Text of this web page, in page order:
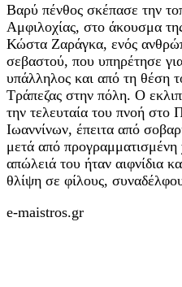
Βαρύ πένθος σκέπασε την
Αμφιλοχίας, στο άκουσμα
Κώστα Ζαράγκα, ενός
σεβαστού, που υπηρέτησε
υπάλληλος και από τη θέση
Τράπεζας στην πόλη. Ο
την τελευταία του πνοή στο
Ιωαννίνων, έπειτα από
μετά από
απώλειά του ήταν αιφνίδια
θλίψη σε φίλους,
e-maistros.gr